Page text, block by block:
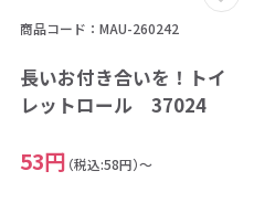
商品コード：MAU-260242
長いお付き合いを！トイ
レットロール 37024
53円 （税込:58円）～